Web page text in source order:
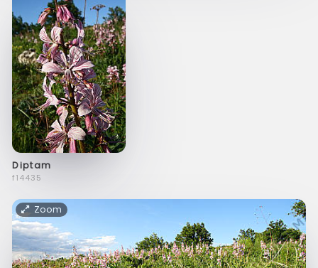
Diptam
f14435
Zoom